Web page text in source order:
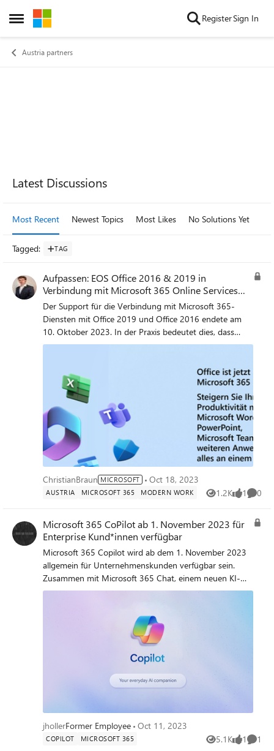
Open Side Menu
Skip to content RegisterSign In
Austria partners
Forum Widgets
Latest Discussions
Most Recent Newest Topics Most Likes No Solutions Yet
Tagged: TAG
Aufpassen: EOS Office 2016 & 2019 in
Verbindung mit Microsoft 365 Online Services
seit 10.10.2023
Der Support für die Verbindung mit Microsoft 365-
Diensten mit Office 2019 und Office 2016 endete am
10. Oktober 2023. In der Praxis bedeutet dies, dass
ältere Office-Versionen möglicherweise nicht alle
Diensten verwenden können. Darüber hinaus können
diese älteren Versionen im Laufe der Zeit andere
unerwartete Leistungs- oder Zuverlässigkeitsprobleme
bei der Verwendung von Microsoft 365-Diensten
auftreten. Das liegt daran, dass wir bei der
Verbesserung der Microsoft 365-Dienste diese älteren
Office-Versionen nicht berücksichtigen oder testen.
Office-Versionen und Konnektivität mit Office 365-
Diensten - Deploy Office | Microsoft Learn Unsere
Empfehlung: Bitte besprecht mit den Kunden ein
Upgrade auf Microsoft 365 Business Standard oder
Lizenzvergleichstable im Anhang.
ChristianBraun MICROSOFT Oct 18, 2023
AUSTRIA MICROSOFT 365 MODERN WORK 1.2K
Views 1
like 0
Microsoft 365 CoPilot ab 1. November 2023 für
Enterprise Kund*innen verfügbar
Microsoft 365 Copilot wird ab dem 1. November 2023
allgemein für Unternehmenskunden verfügbar sein.
Zusammen mit Microsoft 365 Chat, einem neuen KI-
Assistenten, wird er die Art und Weise, wie Sie arbeiten,
jhollerFormer Employee Oct 11, 2023
COPILOT MICROSOFT 365 5.1K
Views 1
like 1